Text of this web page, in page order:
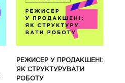
РЕЖИСЕР У ПРОДАКШЕНІ:
ЯК СТРУКТУРУВАТИ
РОБОТУ